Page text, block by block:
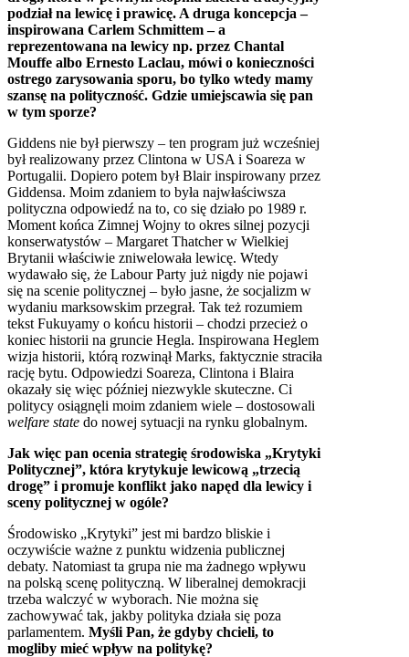
podział na lewicę i prawicę. A druga koncepcja –
inspirowana Carlem Schmittem – a
reprezentowana na lewicy np. przez Chantal
Mouffe albo Ernesto Laclau, mówi o konieczności
ostrego zarysowania sporu, bo tylko wtedy mamy
szansę na polityczność. Gdzie umiejscawia się pan
w tym sporze?
Giddens nie był pierwszy – ten program już wcześniej
był realizowany przez Clintona w USA i Soareza w
Portugalii. Dopiero potem był Blair inspirowany przez
Giddensa. Moim zdaniem to była najwłaściwsza
polityczna odpowiedź na to, co się działo po 1989 r.
Moment końca Zimnej Wojny to okres silnej pozycji
konserwatystów – Margaret Thatcher w Wielkiej
Brytanii właściwie zniwelowała lewicę. Wtedy
wydawało się, że Labour Party już nigdy nie pojawi
się na scenie politycznej – było jasne, że socjalizm w
wydaniu marksowskim przegrał. Tak też rozumiem
tekst Fukuyamy o końcu historii – chodzi przecież o
koniec historii na gruncie Hegla. Inspirowana Heglem
wizja historii, którą rozwinął Marks, faktycznie straciła
rację bytu. Odpowiedzi Soareza, Clintona i Blaira
okazały się więc później niezwykle skuteczne. Ci
politycy osiągnęli moim zdaniem wiele – dostosowali
welfare state do nowej sytuacji na rynku globalnym.
Jak więc pan ocenia strategię środowiska „Krytyki
Politycznej”, która krytykuje lewicową „trzecią
drogę” i promuje konflikt jako napęd dla lewicy i
sceny politycznej w ogóle?
Środowisko „Krytyki” jest mi bardzo bliskie i
oczywiście ważne z punktu widzenia publicznej
debaty. Natomiast ta grupa nie ma żadnego wpływu
na polską scenę polityczną. W liberalnej demokracji
trzeba walczyć w wyborach. Nie można się
zachowywać tak, jakby polityka działa się poza
parlamentem. Myśli Pan, że gdyby chcieli, to
mogliby mieć wpływ na politykę?